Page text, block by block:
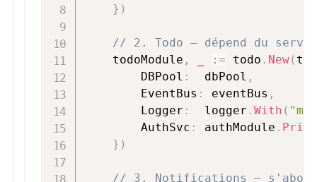
} )
// 2. Todo — dépend du
    todoModule
, := todo . New(
        DBPool
:
  dbPool
,
        EventBus
: eventBus ,
        Logger
:
  logger
. With (
        AuthSvc
: authModule .
} )
// 3. Notifications — s'abonne